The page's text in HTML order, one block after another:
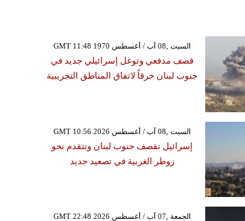
GMT 11:48 1970 السبت ,08 آب / أغسطس
قصف مدفعي وتوغل إسرائيلي جديد في
جنوب لبنان خرقاً لاتفاق المناطق التجريبية
GMT 10:56 2026 السبت ,08 آب / أغسطس
إسرائيل تقصف جنوب لبنان وتتقدم نحو
زوطر الغربية في تصعيد جديد
GMT 22:48 2026 الجمعة ,07 آب / أغسطس